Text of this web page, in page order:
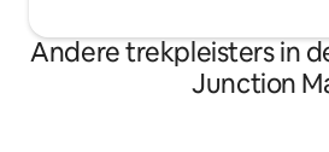
Andere trekpleisters in
Junction